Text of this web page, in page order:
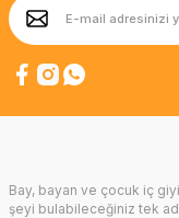
Bay, bayan ve çocuk iç
şeyi bulabileceğiniz tek